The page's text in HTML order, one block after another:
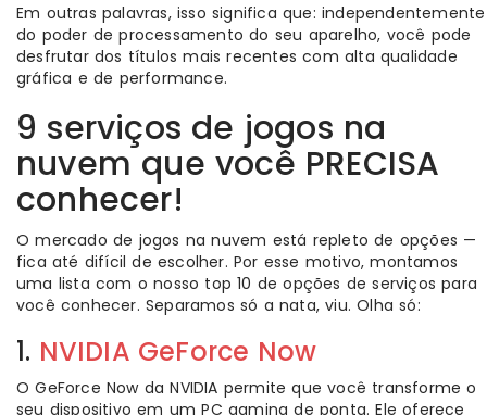
Em outras palavras, isso significa que: independentemente
do poder de processamento do seu aparelho, você pode
desfrutar dos títulos mais recentes com alta qualidade
gráfica e de performance.
9 serviços de jogos na
nuvem que você PRECISA
conhecer!
O mercado de jogos na nuvem está repleto de opções —
fica até difícil de escolher. Por esse motivo, montamos
uma lista com o nosso top 10 de opções de serviços para
você conhecer. Separamos só a nata, viu. Olha só:
1. NVIDIA GeForce Now
O GeForce Now da NVIDIA permite que você transforme o
seu dispositivo em um PC gaming de ponta. Ele oferece